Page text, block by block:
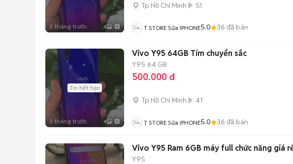
3 tháng trước 4
Tp Hồ Chí Minh 51
T STORE Sửa IPHONE5.0 36 đã bán
Tin hết hạn
3 tháng trước 4
Vivo Y95 64GB Tím chuyển sắc
Y95 64 GB
500.000 đ
Tp Hồ Chí Minh 41
T STORE Sửa IPHONE5.0 36 đã bán
Vivo Y95 Ram 6GB máy full chức năng giá
Y95